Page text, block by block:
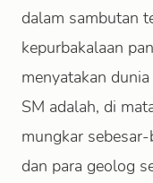
dalam sambutan
kepurbakalaan
menyatakan
SM adalah, di
mungkar
dan para geolog